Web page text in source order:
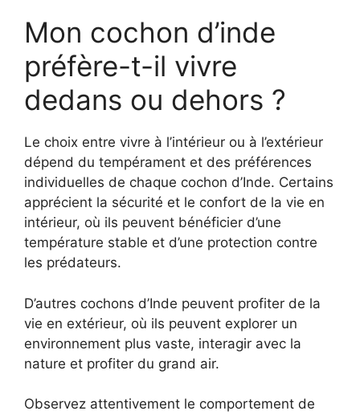
Mon cochon d’inde
préfère-t-il vivre
dedans ou dehors ?
Le choix entre vivre à l’intérieur ou à l’extérieur
dépend du tempérament et des préférences
individuelles de chaque cochon d’Inde. Certains
apprécient la sécurité et le confort de la vie en
intérieur, où ils peuvent bénéficier d’une
température stable et d’une protection contre
les prédateurs.
D’autres cochons d’Inde peuvent profiter de la
vie en extérieur, où ils peuvent explorer un
environnement plus vaste, interagir avec la
nature et profiter du grand air.
Observez attentivement le comportement de